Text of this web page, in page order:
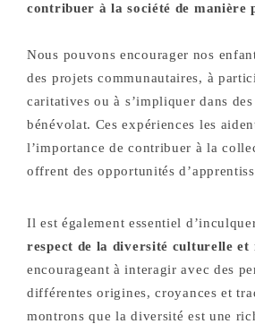
contribuer à la société de manière
Nous pouvons encourager nos
des projets communautaires, à
caritatives ou à s’impliquer dans
bénévolat. Ces expériences les
l’importance de contribuer à la
offrent des opportunités
Il est également essentiel
respect de la diversité culturelle et
encourageant à interagir avec des
différentes origines, croyances et
montrons que la diversité est une